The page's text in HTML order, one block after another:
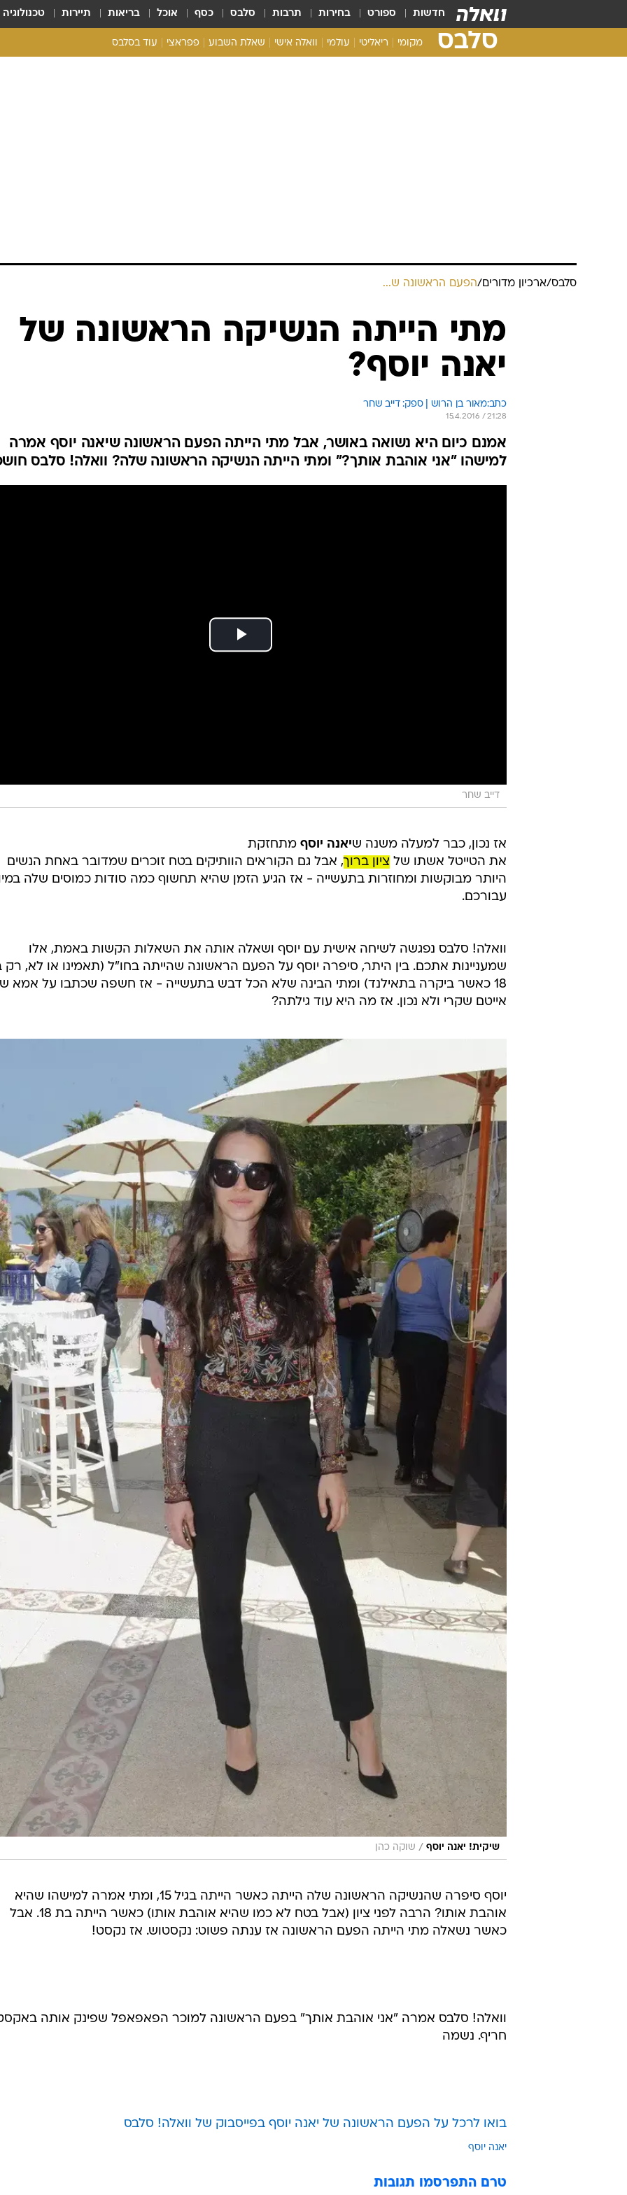
חדשות ספורט בחירות תרבות סלבס כסף אוכל בריאות תיירות טכנולוגיה
סלבס מקומי ריאליטי עולמי וואלה אישי שאלת השבוע פפראצי עוד בסלבס
סלבס/ארכיון מדורים/הפעם הראשונה ש...
מתי הייתה הנשיקה הראשונה של
יאנה יוסף?
כתב:מאור בן הרוש | ספק: דייב שחר
15.4.2016 / 21:28
אמנם כיום היא נשואה באושר, אבל מתי הייתה הפעם הראשונה שיאנה יוסף אמרה
למישהו "אני אוהבת אותך?" ומתי הייתה הנשיקה הראשונה שלה? וואלה! סלבס
דייב שחר
אז נכון, כבר למעלה משנה שיאנה יוסף מתחזקת
את הטייטל אשתו של ציון ברוך, אבל גם הקוראים הוותיקים בטח זוכרים שמדובר באחת הנשים
היותר מבוקשות ומחוזרות בתעשייה - אז הגיע הזמן שהיא תחשוף כמה סודות כמוסים שלה
עבורכם.
וואלה! סלבס נפגשה לשיחה אישית עם יוסף ושאלה אותה את השאלות הקשות באמת, אלו
שמעניינות אתכם. בין היתר, סיפרה יוסף על הפעם הראשונה שהייתה בחו"ל (תאמינו או לא, רק
18 כאשר ביקרה בתאילנד) ומתי הבינה שלא הכל דבש בתעשייה - אז חשפה שכתבו על אמא
אייטם שקרי ולא נכון. אז מה היא עוד גילתה?
שיקית! יאנה יוסף / שוקה כהן
יוסף סיפרה שהנשיקה הראשונה שלה הייתה כאשר הייתה בגיל 15, ומתי אמרה למישהו שהיא
אוהבת אותו? הרבה לפני ציון (אבל בטח לא כמו שהיא אוהבת אותו) כאשר הייתה בת 18. אבל
כאשר נשאלה מתי הייתה הפעם הראשונה אז ענתה פשוט: נקסטוש. אז נקסט!
וואלה! סלבס אמרה "אני אוהבת אותך" בפעם הראשונה למוכר הפאפאפל שפינק אותה
חריף. נשמה
בואו לרכל על הפעם הראשונה של יאנה יוסף בפייסבוק של וואלה! סלבס
יאנה יוסף
טרם התפרסמו תגובות